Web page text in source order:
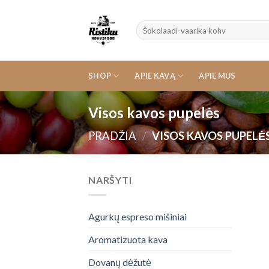
Ieškoti:
SHOP APIE KAVĄ APIE MUS
Visos kavos pupelės
PRADŽIA / VISOS KAVOS
NARŠYTI
Agurkų espreso mišiniai
Aromatizuota kava
Dovanų dėžutė